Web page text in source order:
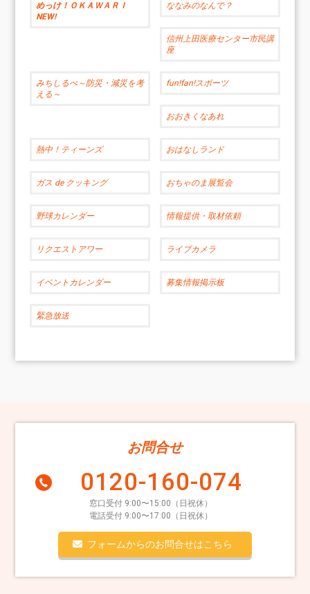
めっけ！ＯＫＡＷＡＲＩ
NEW!
ななみのなんで？
信州上田医療センター市民講
座
みちしるべ～防災・減災を考
える～
fun!fan!スポーツ
おおきくなあれ
熱中！ティーンズ おはなしランド
ガス de クッキング おちゃのま展覧会
野球カレンダー 情報提供・取材依頼
リクエストアワー ライブカメラ
イベントカレンダー 募集情報掲示板
緊急放送
お問合せ
0120-160-074
窓口受付 9:00〜15:00（日祝休）
電話受付 9:00〜17:00（日祝休）
フォームからのお問合せはこちら